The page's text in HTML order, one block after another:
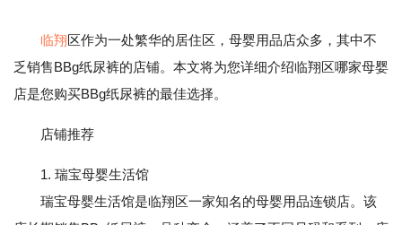
临翔区作为一处繁华的居住区，母婴用品店众多，其中不
乏销售BBg纸尿裤的店铺。本文将为您详细介绍临翔区哪家母婴
店是您购买BBg纸尿裤的最佳选择。
店铺推荐
1. 瑞宝母婴生活馆
瑞宝母婴生活馆是临翔区一家知名的母婴用品连锁店。该